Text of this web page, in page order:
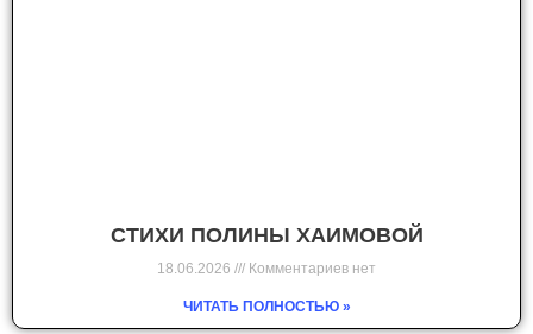
СТИХИ ПОЛИНЫ ХАИМОВОЙ
18.06.2026 Комментариев нет
ЧИТАТЬ ПОЛНОСТЬЮ »